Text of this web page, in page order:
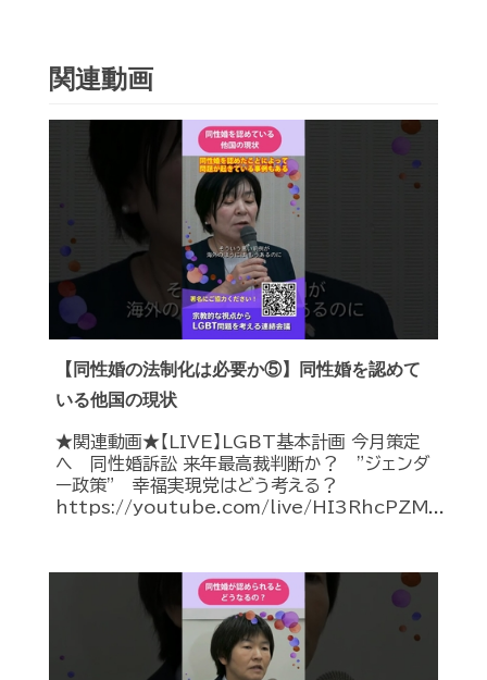
関連動画
【同性婚の法制化は必要か⑤】同性婚を認めて
いる他国の現状
★関連動画★【LIVE】LGBT基本計画 今月策定
へ 同性婚訴訟 来年最高裁判断か？ ”ジェンダ
ー政策” 幸福実現党はどう考える？
https://youtube.com/live/HI3RhcPZM...